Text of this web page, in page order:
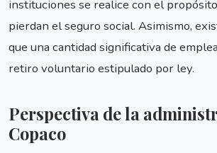
instituciones se realice con el
pierdan el seguro social. Asimismo,
que una cantidad significativa de
retiro voluntario estipulado por ley.
Perspectiva de la
Copaco